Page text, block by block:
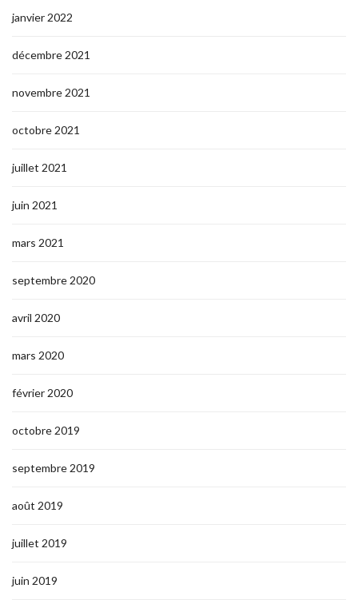
janvier 2022
décembre 2021
novembre 2021
octobre 2021
juillet 2021
juin 2021
mars 2021
septembre 2020
avril 2020
mars 2020
février 2020
octobre 2019
septembre 2019
août 2019
juillet 2019
juin 2019